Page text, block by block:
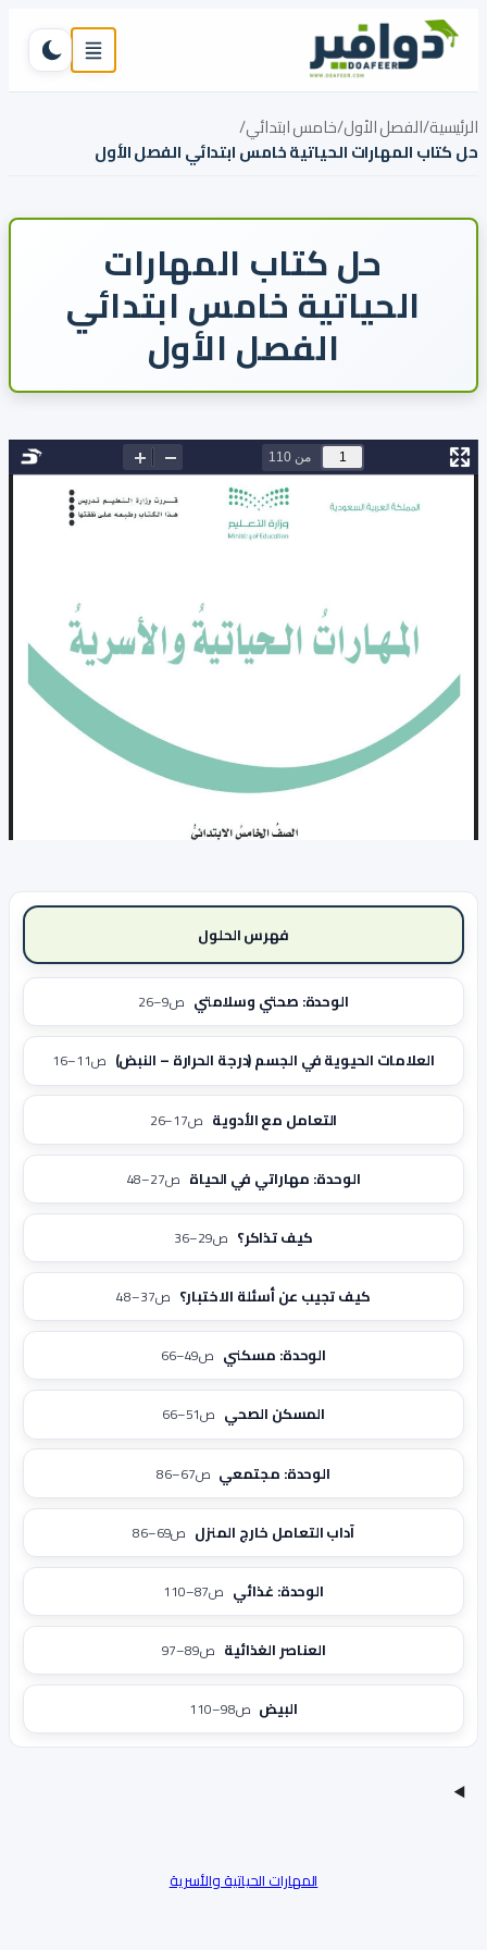
تخطي إلى المحتوى
القائمة
تبديل
الرئيسية/الفصل الأول/خامس ابتدائي/
حل كتاب المهارات الحياتية خامس ابتدائي الفصل الأول
حل كتاب المهارات
الحياتية خامس ابتدائي
الفصل الأول
فهرس الحلول
الوحدة: صحتي وسلامتي ص9–26
العلامات الحيوية في الجسم (درجة الحرارة – النبض) ص11–16
التعامل مع الأدوية ص17–26
الوحدة: مهاراتي في الحياة ص27–48
كيف تذاكر؟ ص29–36
كيف تجيب عن أسئلة الاختبار؟ ص37–48
الوحدة: مسكني ص49–66
المسكن الصحي ص51–66
الوحدة: مجتمعي ص67–86
آداب التعامل خارج المنزل ص69–86
الوحدة: غذائي ص87–110
العناصر الغذائية ص89–97
البيض ص98–110
المهارات الحياتية والأسرية